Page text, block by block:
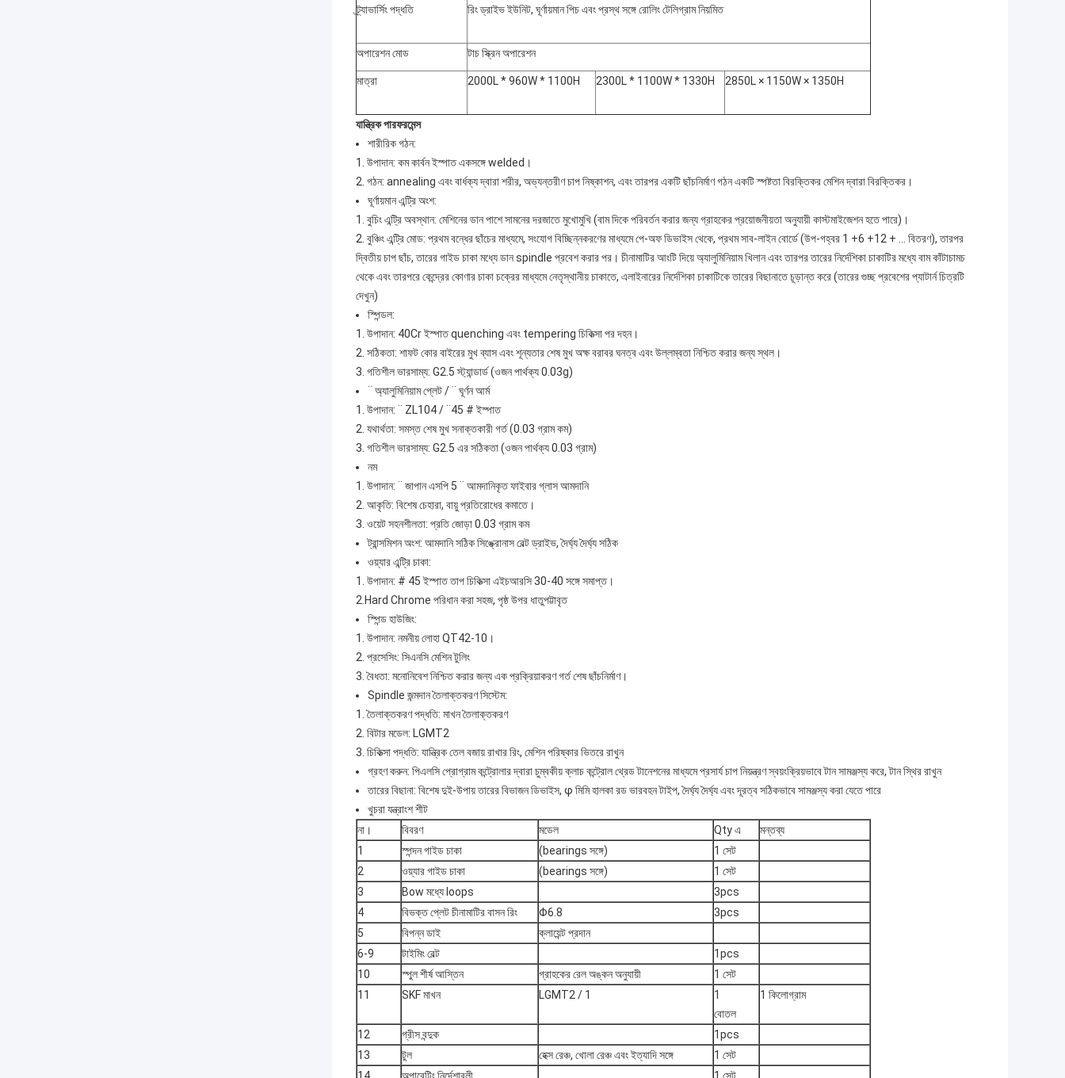
ট্র্যাভার্সিং পদ্ধতি রিং ড্রাইভ ইউনিট, ঘূর্ণায়মান পিচ এবং প্রস্থ সঙ্গে রোলিং টেলিগ্রাম নিয়মিত
অপারেশন মোড টাচ স্ক্রিন অপারেশন
মাত্রা 2000L * 960W * 1100H 2300L * 1100W * 1330H 2850L × 1150W × 1350H
যান্ত্রিক পারফরমেন্স
শারীরিক গঠন:
1. উপাদান: কম কার্বন ইস্পাত একসঙ্গে welded।
2. গঠন: annealing এবং বার্ধক্য দ্বারা শরীর, অভ্যন্তরীণ চাপ নিষ্কাশন, এবং তারপর একটি ছাঁচনির্মাণ গঠন একটি স্পষ্টতা বিরক্তিকর মেশিন দ্বারা বিরক্তিকর।
ঘূর্ণায়মান এন্ট্রি অংশ:
1. বুচিং এন্ট্রি অবস্থান: মেশিনের ডান পাশে সামনের দরজাতে মুখোমুখি (বাম দিকে পরিবর্তন করার জন্য গ্রাহকের প্রয়োজনীয়তা অনুযায়ী কাস্টমাইজেশন হতে পারে)।
2. বুঞ্চিং এন্ট্রি মোড: প্রথম বন্ধের ছাঁচের মাধ্যমে, সংযোগ বিচ্ছিন্নকরণের মাধ্যমে পে-অফ ডিভাইস থেকে, প্রথম সাব-লাইন বোর্ডে (উপ-গহ্বর 1 +6 +12 + ... বিতরণ), তারপর
দ্বিতীয় চাপ ছাঁচ, তারের গাইড চাকা মধ্যে ডান spindle প্রবেশ করার পর। চীনামাটির আংটি দিয়ে অ্যালুমিনিয়াম খিলান এবং তারপর তারের নির্দেশিকা চাকাটির মধ্যে বাম কাঁটাচামচ
থেকে এবং তারপরে কেন্দ্রের কোণার চাকা চক্রের মাধ্যমে নেতৃস্থানীয় চাকাতে, এলাইনারের নির্দেশিকা চাকাটিকে তারের বিছানাতে চূড়ান্ত করে (তারের গুচ্ছ প্রবেশের প্যাটার্ন চিত্রটি
দেখুন)
স্পিন্ডল:
1. উপাদান: 40Cr ইস্পাত quenching এবং tempering চিকিত্সা পর দহন।
2. সঠিকতা: শাফট কোর বাইরের মুখ ব্যাস এবং শূন্যতার শেষ মুখ অক্ষ বরাবর ঘনত্ব এবং উল্লম্বতা নিশ্চিত করার জন্য স্থল।
3. গতিশীল ভারসাম্য: G2.5 স্ট্যান্ডার্ড (ওজন পার্থক্য 0.03g)
¨ অ্যালুমিনিয়াম প্লেট / ¨ ঘূর্ণন আর্ম
1. উপাদান: ¨ ZL104 / ¨45 # ইস্পাত
2. যথার্থতা: সমস্ত শেষ মুখ সনাক্তকারী গর্ত (0.03 গ্রাম কম)
3. গতিশীল ভারসাম্য: G2.5 এর সঠিকতা (ওজন পার্থক্য 0.03 গ্রাম)
নম
1. উপাদান: ¨ জাপান এসপি 5 ¨ আমদানিকৃত ফাইবার গ্লাস আমদানি
2. আকৃতি: বিশেষ চেহারা, বায়ু প্রতিরোধের কমাতে।
3. ওয়েট সহনশীলতা: প্রতি জোড়া 0.03 গ্রাম কম
ট্রান্সমিশন অংশ: আমদানি সঠিক সিঙ্ক্রোনাস বেল্ট ড্রাইভ, দৈর্ঘ্য দৈর্ঘ্য সঠিক
ওয়্যার এন্ট্রি চাকা:
1. উপাদান: # 45 ইস্পাত তাপ চিকিত্সা এইচআরসি 30-40 সঙ্গে সমাপ্ত।
2.Hard Chrome পরিধান করা সহজ, পৃষ্ঠ উপর ধাতুপট্টাবৃত
স্পিন্ড হাউজিং:
1. উপাদান: নমনীয় লোহা QT42-10।
2. প্রসেসিং: সিএনসি মেশিন টুলিং
3. বৈধতা: মনোনিবেশ নিশ্চিত করার জন্য এক প্রক্রিয়াকরণ গর্ত শেষ ছাঁচনির্মাণ।
Spindle জন্মদান তৈলাক্তকরণ সিস্টেম:
1. তৈলাক্তকরণ পদ্ধতি: মাখন তৈলাক্তকরণ
2. বিটার মডেল: LGMT2
3. চিকিত্সা পদ্ধতি: যান্ত্রিক তেল বজায় রাখার রিং, মেশিন পরিষ্কার ভিতরে রাখুন
গ্রহণ করুন: পিএলসি প্রোগ্রাম কন্ট্রোলার দ্বারা চুম্বকীয় ক্লাচ কন্ট্রোল থ্রেড টানেশনের মাধ্যমে প্রসার্য চাপ নিয়ন্ত্রণ স্বয়ংক্রিয়ভাবে টান সামঞ্জস্য করে, টান স্থির রাখুন
তারের বিছানা: বিশেষ দুই-উপায় তারের বিভাজন ডিভাইস, φ মিমি হালকা রড ভারবহন টাইপ, দৈর্ঘ্য দৈর্ঘ্য এবং দূরত্ব সঠিকভাবে সামঞ্জস্য করা যেতে পারে
খুচরা যন্ত্রাংশ শীট
না।
বিবরণ মডেল Qty এ
মন্তব্য
1
স্পন্দন গাইড চাকা (bearings সঙ্গে)
1 সেট
2
ওয়্যার গাইড চাকা (bearings সঙ্গে)
1 সেট
3
Bow মধ্যে loops
3pcs
4
বিভক্ত প্লেট চীনামাটির বাসন রিং Φ6.8
3pcs
5
বিপন্ন ডাই
ক্লায়েন্ট প্রদান
6-9
টাইমিং বেল্ট
1pcs
10
স্পুল শীর্ষ আস্তিন গ্রাহকের রেল অঙ্কন অনুযায়ী
1 সেট
11
SKF মাখন LGMT2 / 1
1
বোতল
1 কিলোগ্রাম
12 গ্রীস বন্দুক
1pcs
13
টুল হেক্স রেঞ্চ, খোলা রেঞ্চ এবং ইত্যাদি সঙ্গে
1 সেট